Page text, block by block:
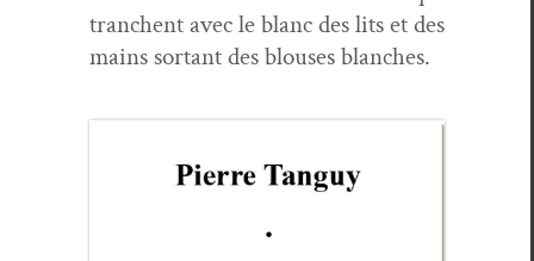
tranchent avec le blanc des lits et des
mains sor­tant des blous­es blanches.